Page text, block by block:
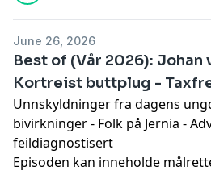
June 26, 2026
Best of (Vår 2026): Johan
Kortreist buttplug -
Unnskyldninger fra dagens
bivirkninger - Folk på Jernia -
feildiagnostisert
Episoden kan inneholde